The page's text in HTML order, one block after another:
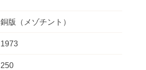
銅版（メゾチント）
1973
250